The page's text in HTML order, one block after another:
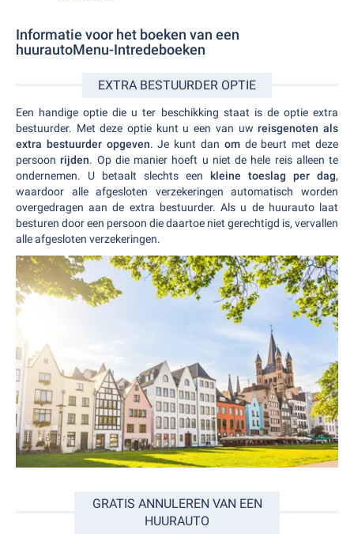
Informatie voor het boeken van een
huurautoMenu-Intredeboeken
EXTRA BESTUURDER OPTIE
Een handige optie die u ter beschikking staat is de optie extra
bestuurder. Met deze optie kunt u een van uwreisgenoten als
extra bestuurder opgeven. Je kunt dan omde beurt met deze
persoonrijden. Op die manier hoeft u niet de hele reis alleen te
ondernemen. U betaalt slechts een kleine toeslag per dag,
waardoor alle afgesloten verzekeringen automatisch worden
overgedragen aan de extra bestuurder. Als u de huurauto laat
besturen door een persoon die daartoe niet gerechtigd is, vervallen
alle afgesloten verzekeringen.
GRATIS ANNULEREN VAN EEN
HUURAUTO